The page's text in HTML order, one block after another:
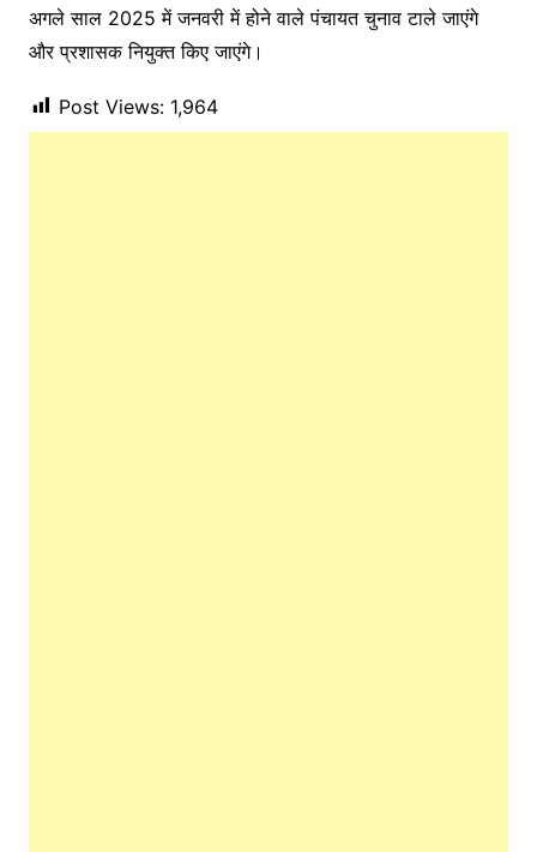
अगले साल 2025 में जनवरी में होने वाले पंचायत चुनाव टाले जाएंगे
और प्रशासक नियुक्त किए जाएंगे।
Post Views: 1,964